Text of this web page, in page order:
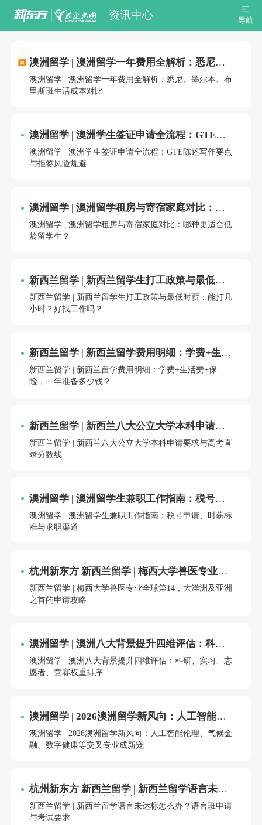
资讯中心 导航
澳洲留学 | 澳洲留学一年费用全解析：悉尼、
墨尔本、布里斯班生活成本对比
澳洲留学 | 澳洲留学一年费用全解析：悉尼、墨尔本、布
里斯班生活成本对比
澳洲留学 | 澳洲学生签证申请全流程：GTE陈
述写作要点与拒签风险规避
澳洲留学 | 澳洲学生签证申请全流程：GTE陈述写作要点
与拒签风险规避
澳洲留学 | 澳洲留学租房与寄宿家庭对比：哪
种更适合低龄留学生？
澳洲留学 | 澳洲留学租房与寄宿家庭对比：哪种更适合低
龄留学生？
新西兰留学 | 新西兰留学生打工政策与最低时
薪：能打几小时？好找工作吗？
新西兰留学 | 新西兰留学生打工政策与最低时薪：能打几
小时？好找工作吗？
新西兰留学 | 新西兰留学费用明细：学费+生活
费+保险，一年准备多少钱？
新西兰留学 | 新西兰留学费用明细：学费+生活费+保
险，一年准备多少钱？
新西兰留学 | 新西兰八大公立大学本科申请要
求与高考直录分数线
新西兰留学 | 新西兰八大公立大学本科申请要求与高考直
录分数线
澳洲留学 | 澳洲留学生兼职工作指南：税号申
请、时薪标准与求职渠道
澳洲留学 | 澳洲留学生兼职工作指南：税号申请、时薪标
准与求职渠道
杭州新东方 新西兰留学 | 梅西大学兽医专业全
球第14，大洋洲及亚洲之首的申请攻略
新西兰留学 | 梅西大学兽医专业全球第14，大洋洲及亚洲
之首的申请攻略
澳洲留学 | 澳洲八大背景提升四维评估：科
研、实习、志愿者、竞赛权重排序
澳洲留学 | 澳洲八大背景提升四维评估：科研、实习、志
愿者、竞赛权重排序
澳洲留学 | 2026澳洲留学新风向：人工智能伦
理、气候金融、数字健康等交叉专业成新宠
澳洲留学 | 2026澳洲留学新风向：人工智能伦理、气候金
融、数字健康等交叉专业成新宠
杭州新东方 新西兰留学 | 新西兰留学语言未达
标怎么办？语言班申请与考试要求
新西兰留学 | 新西兰留学语言未达标怎么办？语言班申请
与考试要求